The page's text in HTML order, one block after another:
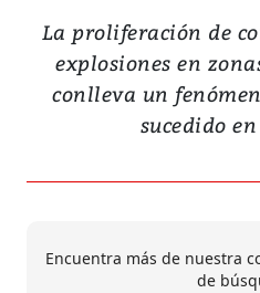
La proliferación de
explosiones en
conlleva un
sucedido
Encuentra más de nuestra
de